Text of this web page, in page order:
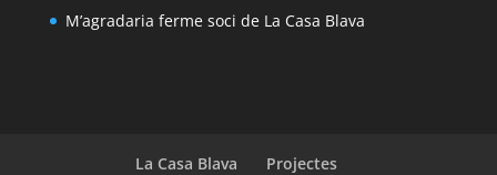
M’agradaria ferme soci de La Casa Blava
La Casa Blava Projectes